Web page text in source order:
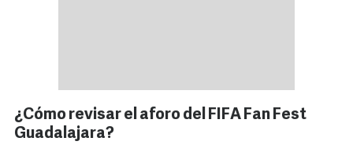
¿Cómo revisar el aforo del FIFA Fan Fest
Guadalajara?